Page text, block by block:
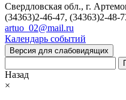
Свердловская обл., г.
(34363)2-46-47, (34363)2-48-
artuo_02@mail.ru
Календарь событий
Версия для слабовидящих
Назад
×